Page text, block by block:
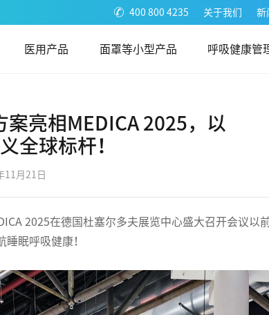
400 800 4235 关于我们 新
医用产品 面罩等小型产品 呼吸健康管
案亮相MEDICA 2025，以
全球标杆！
11月21日
2025在德国杜塞尔多夫展览中心盛大召开会议以
眠呼吸健康！